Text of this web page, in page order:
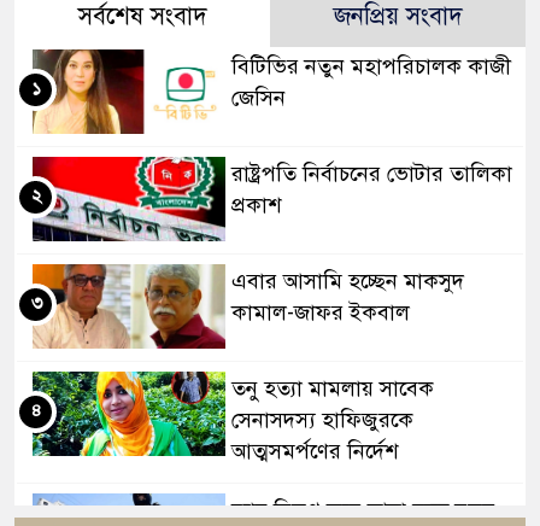
সর্বশেষ সংবাদ জনপ্রিয় সংবাদ
বিটিভির নতুন মহাপরিচালক কাজী
জেসিন
১
রাষ্ট্রপতি নির্বাচনের ভোটার তালিকা
প্রকাশ
২
এবার আসামি হচ্ছেন মাকসুদ
কামাল-জাফর ইকবাল
৩
তনু হত্যা মামলায় সাবেক
সেনাসদস্য হাফিজুরকে
আত্মসমর্পণের নির্দেশ
৪
র‍্যাব বিলুপ্ত করে আনা হচ্ছে নতুন